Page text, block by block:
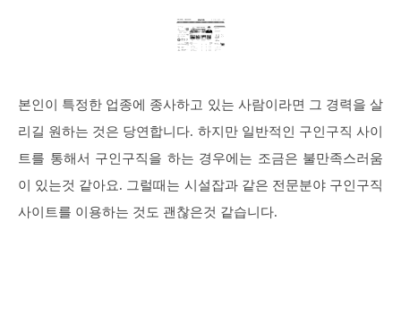
본인이 특정한 업종에 종사하고 있는 사람이라면 그 경력을 살
리길 원하는 것은 당연합니다. 하지만 일반적인 구인구직 사이
트를 통해서 구인구직을 하는 경우에는 조금은 불만족스러움
이 있는것 같아요. 그럴때는 시설잡과 같은 전문분야 구인구직
사이트를 이용하는 것도 괜찮은것 같습니다.